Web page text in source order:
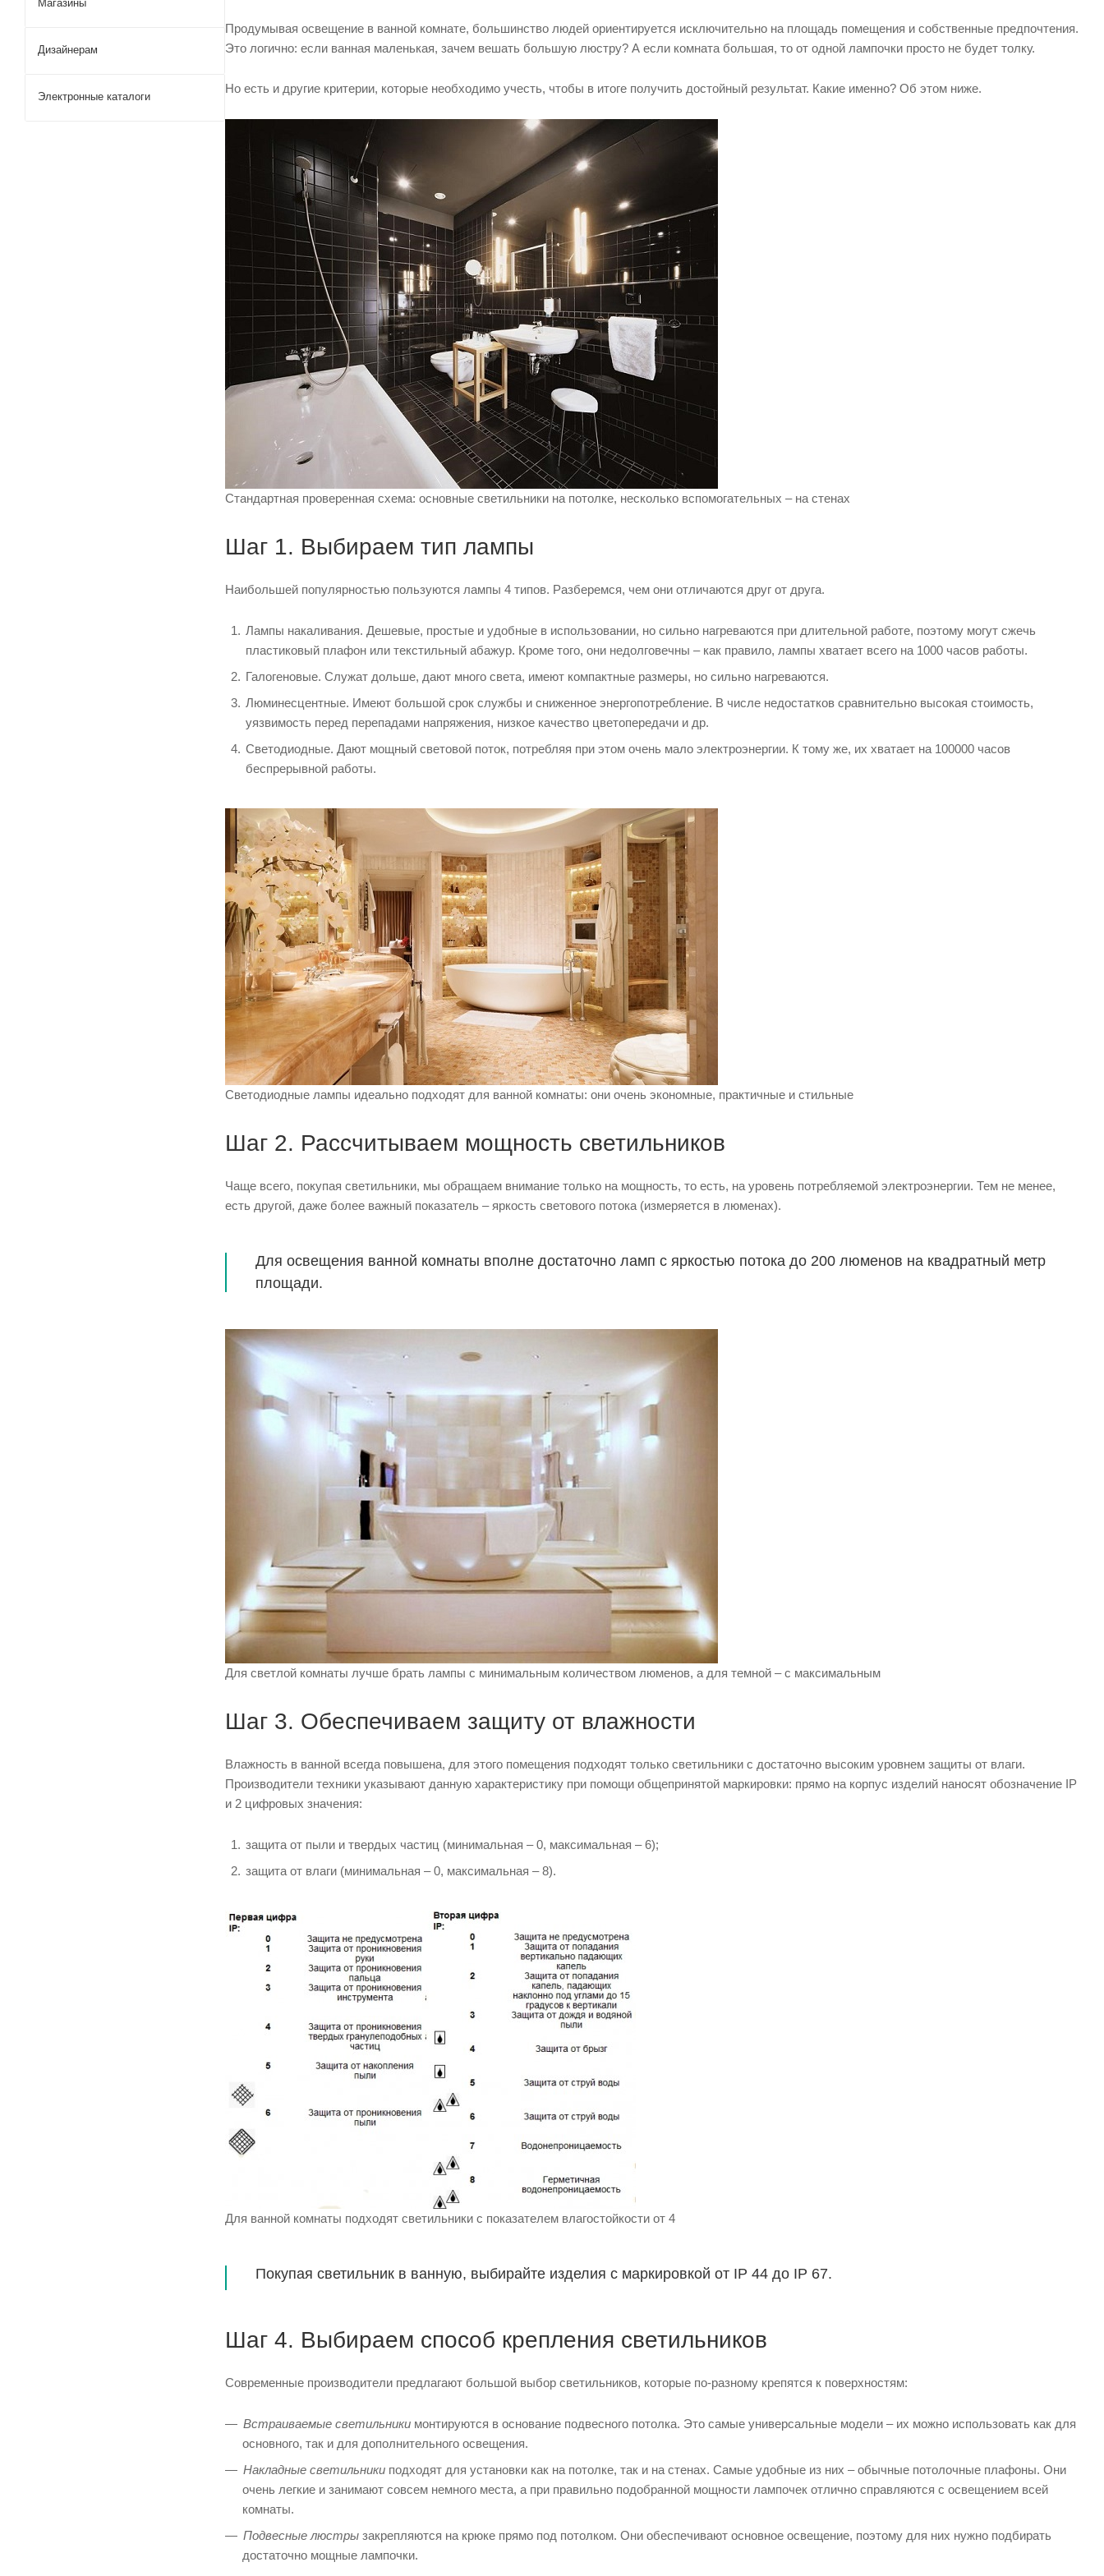
Продумывая освещение в ванной комнате, большинство людей ориентируется исключительно на площадь помещения и собственные предпочтения.
Это логично: если ванная маленькая, зачем вешать большую люстру? А если комната большая, то от одной лампочки просто не будет толку.
Но есть и другие критерии, которые необходимо учесть, чтобы в итоге получить достойный результат. Какие именно? Об этом ниже.
Стандартная проверенная схема: основные светильники на потолке, несколько вспомогательных – на стенах
Шаг 1. Выбираем тип лампы
Наибольшей популярностью пользуются лампы 4 типов. Разберемся, чем они отличаются друг от друга.
Лампы накаливания. Дешевые, простые и удобные в использовании, но сильно нагреваются при длительной работе, поэтому могут сжечь
пластиковый плафон или текстильный абажур. Кроме того, они недолговечны – как правило, лампы хватает всего на 1000 часов работы.
Галогеновые. Служат дольше, дают много света, имеют компактные размеры, но сильно нагреваются.
Люминесцентные. Имеют большой срок службы и сниженное энергопотребление. В числе недостатков сравнительно высокая стоимость,
уязвимость перед перепадами напряжения, низкое качество цветопередачи и др.
Светодиодные. Дают мощный световой поток, потребляя при этом очень мало электроэнергии. К тому же, их хватает на 100000 часов
беспрерывной работы.
Светодиодные лампы идеально подходят для ванной комнаты: они очень экономные, практичные и стильные
Шаг 2. Рассчитываем мощность светильников
Чаще всего, покупая светильники, мы обращаем внимание только на мощность, то есть, на уровень потребляемой электроэнергии. Тем не менее,
есть другой, даже более важный показатель – яркость светового потока (измеряется в люменах).
Для освещения ванной комнаты вполне достаточно ламп с яркостью потока до 200 люменов на квадратный метр
площади.
Для светлой комнаты лучше брать лампы с минимальным количеством люменов, а для темной – с максимальным
Шаг 3. Обеспечиваем защиту от влажности
Влажность в ванной всегда повышена, для этого помещения подходят только светильники с достаточно высоким уровнем защиты от влаги.
Производители техники указывают данную характеристику при помощи общепринятой маркировки: прямо на корпус изделий наносят обозначение IP
и 2 цифровых значения:
защита от пыли и твердых частиц (минимальная – 0, максимальная – 6);
защита от влаги (минимальная – 0, максимальная – 8).
Для ванной комнаты подходят светильники с показателем влагостойкости от 4
Покупая светильник в ванную, выбирайте изделия с маркировкой от IP 44 до IP 67.
Шаг 4. Выбираем способ крепления светильников
Современные производители предлагают большой выбор светильников, которые по-разному крепятся к поверхностям:
Встраиваемые светильники монтируются в основание подвесного потолка. Это самые универсальные модели – их можно использовать как для
основного, так и для дополнительного освещения.
Накладные светильники подходят для установки как на потолке, так и на стенах. Самые удобные из них – обычные потолочные плафоны. Они
очень легкие и занимают совсем немного места, а при правильно подобранной мощности лампочек отлично справляются с освещением всей
комнаты.
Подвесные люстры закрепляются на крюке прямо под потолком. Они обеспечивают основное освещение, поэтому для них нужно подбирать
достаточно мощные лампочки.
Магазины
Дизайнерам
Электронные каталоги
Встраиваемые светильники